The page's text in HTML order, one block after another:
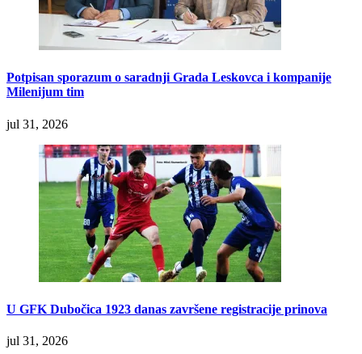
Potpisan sporazum o saradnji Grada Leskovca i kompanije
Milenijum tim
jul 31, 2026
U GFK Dubočica 1923 danas završene registracije prinova
jul 31, 2026